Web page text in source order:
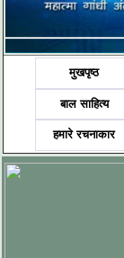
मुखपृष्ठ
बाल साहित्य
हमारे रचनाकार